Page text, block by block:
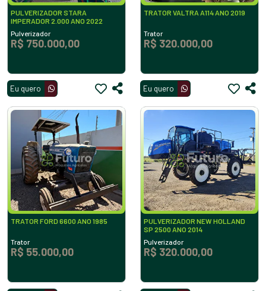
PULVERIZADOR STARA
IMPERADOR 2.000 ANO 2022
Pulverizador
R$ 750.000,00
Eu quero
TRATOR VALTRA A114 ANO 2019
Trator
R$ 320.000,00
Eu quero
TRATOR FORD 6600 ANO 1985
Trator
R$ 55.000,00
PULVERIZADOR NEW HOLLAND
SP 2500 ANO 2014
Pulverizador
R$ 320.000,00